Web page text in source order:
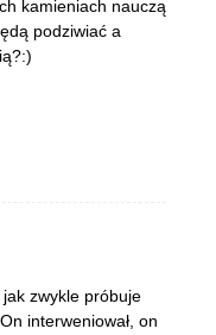
kamieniach nauczą
podziwiać a
zwykle próbuje
interweniował, on